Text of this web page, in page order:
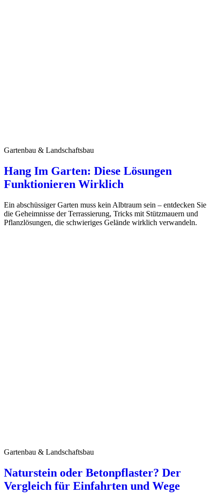
Gartenbau & Landschaftsbau
Hang Im Garten: Diese Lösungen
Funktionieren Wirklich
Ein abschüssiger Garten muss kein Albtraum sein – entdecken Sie
die Geheimnisse der Terrassierung, Tricks mit Stützmauern und
Pflanzlösungen, die schwieriges Gelände wirklich verwandeln.
Gartenbau & Landschaftsbau
Naturstein oder Betonpflaster? Der
Vergleich für Einfahrten und Wege